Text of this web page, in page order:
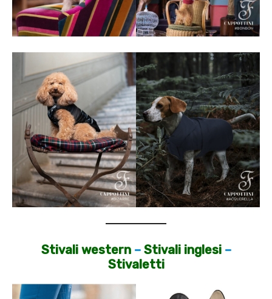
Stivali western– Stivali inglesi–
Stivaletti